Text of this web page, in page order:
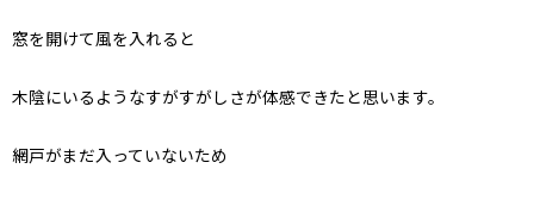
窓を開けて風を入れると
木陰にいるようなすがすがしさが体感できたと思います。
網戸がまだ入っていないため